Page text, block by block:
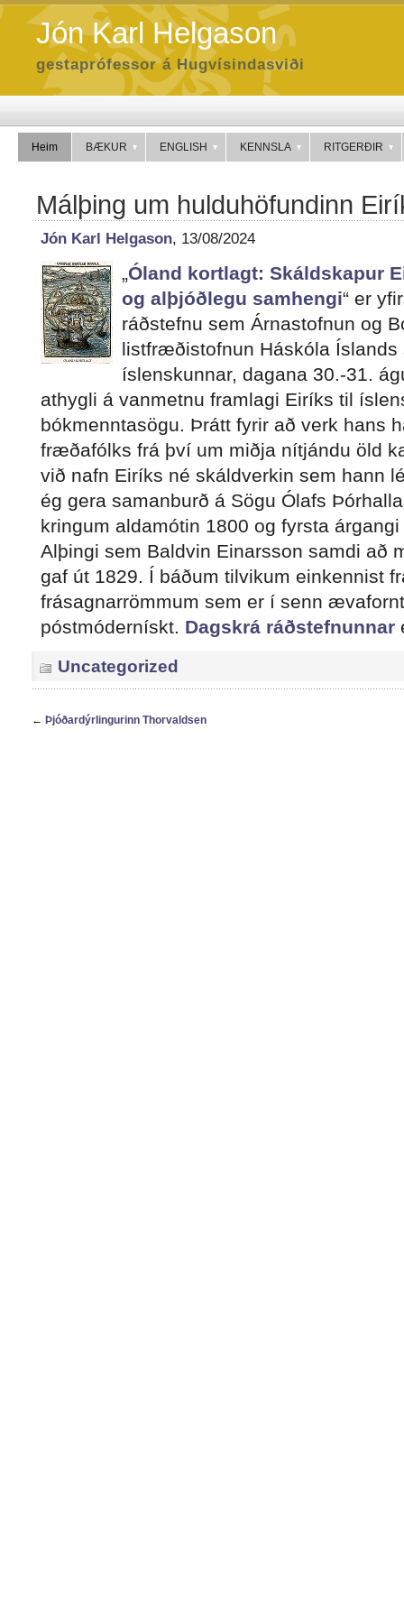
Jón Karl Helgason
gestaprófessor á Hugvísindasviði
Heim BÆKUR ENGLISH KENNSLA RITGERÐIR
Málþing um hulduhöfundinn
Jón Karl Helgason, 13/08/2024
„Óland kortlagt: Skáldskapur
og alþjóðlegu samhengi“ er
ráðstefnu sem Árnastofnun og
listfræðistofnun Háskóla
íslenskunnar, dagana 30.-31.
athygli á vanmetnu framlagi Eiríks til
bókmenntasögu. Þrátt fyrir að verk hans
fræðafólks frá því um miðja nítjándu öld
við nafn Eiríks né skáldverkin sem hann
ég gera samanburð á Sögu Ólafs
kringum aldamótin 1800 og fyrsta
Alþingi sem Baldvin Einarsson samdi að
gaf út 1829. Í báðum tilvikum einkennist
frásagnarrömmum sem er í senn
póstmódernískt. Dagskrá ráðstefnunnar
Uncategorized
← Þjóðardýrlingurinn Thorvaldsen